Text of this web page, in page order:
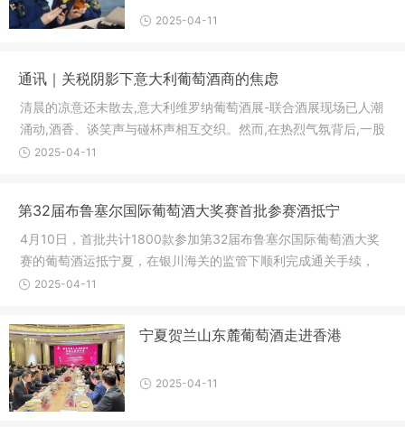
2025-04-11
通讯｜关税阴影下意大利葡萄酒商的焦虑
清晨的凉意还未散去,意大利维罗纳葡萄酒展-联合酒展现场已人潮
涌动,酒香、谈笑声与碰杯声相互交织。然而,在热烈气氛背后,一股
难以忽视的焦虑情绪正迅速蔓延:美国政府滥施关税给不少酒商泼
2025-04-11
第32届布鲁塞尔国际葡萄酒大奖赛首批参赛酒抵宁
4月10日，首批共计1800款参加第32届布鲁塞尔国际葡萄酒大奖
赛的葡萄酒运抵宁夏，在银川海关的监管下顺利完成通关手续，
装车驶离银川河东国际机场海关监管作业场所。“我们首批参赛葡
2025-04-11
宁夏贺兰山东麓葡萄酒走进香港
2025-04-11